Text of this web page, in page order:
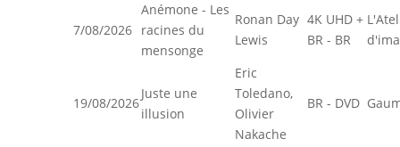
7/08/2026
Anémone - Les
racines du
mensonge
Ronan Day
Lewis
4K UHD +
BR - BR
19/08/2026
Juste une
illusion
Eric
Toledano,
Olivier
Nakache
BR - DVD